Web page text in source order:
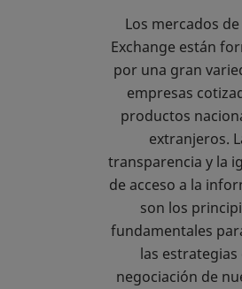
Los mercados de
Exchange están
por una gran
empresas
productos
extranjeros.
transparencia y la
de acceso a la
son los
fundamentales
las estrategias
negociación de